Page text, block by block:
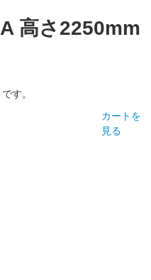
高さ2250mm
す。
カートを
見る